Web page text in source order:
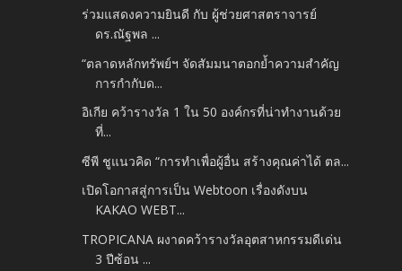
ร่วมแสดงความยินดี กับ ผู้ช่วยศาสตราจารย์
ดร.ณัฐพล ...
“ตลาดหลักทรัพย์ฯ จัดสัมมนาตอกย้ำความสำคัญ
การกำกับด...
อิเกีย คว้ารางวัล 1 ใน 50 องค์กรที่น่าทำงานด้วย
ที่...
ซีพี ชูแนวคิด “การทำเพื่อผู้อื่น สร้างคุณค่าได้ ตล...
เปิดโอกาสสู่การเป็น Webtoon เรื่องดังบน
KAKAO WEBT...
TROPICANA ผงาดคว้ารางวัลอุตสาหกรรมดีเด่น
3 ปีซ้อน ...